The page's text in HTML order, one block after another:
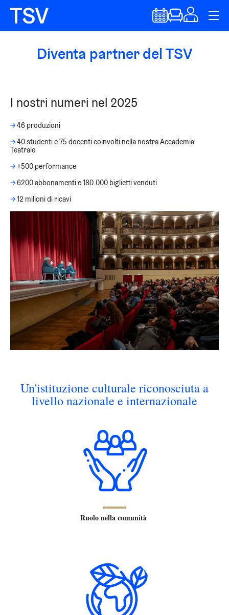
Diventa partner del TSV
I nostri numeri nel 2025
→46 produzioni
→40 studenti e 75 docenti coinvolti nella nostra Accademia
Teatrale
→+500 performance
→6200 abbonamenti e 180.000 biglietti venduti
→12 milioni di ricavi
Un'istituzione culturale riconosciuta a
livello nazionale e internazionale
Ruolo nella comunità